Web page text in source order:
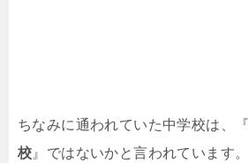
ちなみに通われていた中学校は、『
校 』ではないかと言われています。